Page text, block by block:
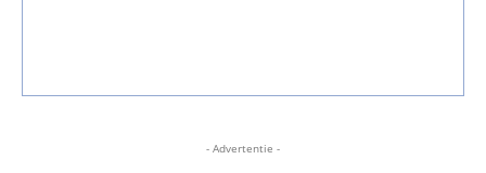
- Advertentie -